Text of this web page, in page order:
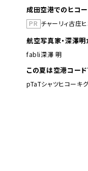
成田空港でのヒコ
PR チャーリィ古庄
航空写真家・深澤
fabli深澤 明
pTaTシャツヒコーキ